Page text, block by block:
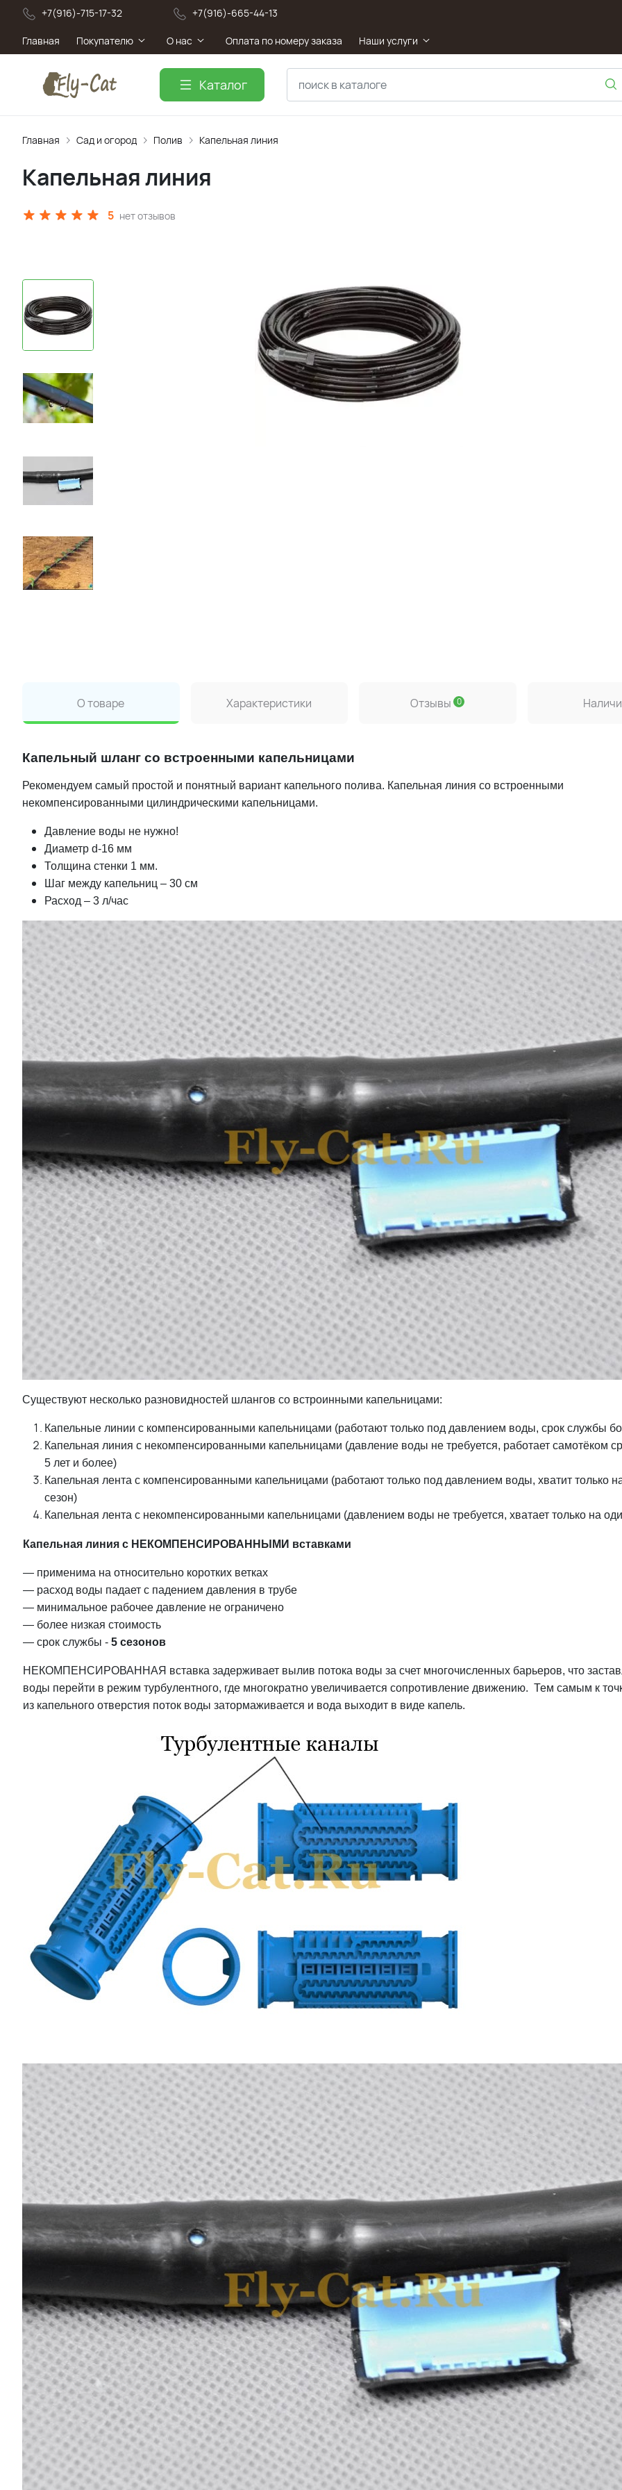
+7(916)-715-17-32 +7(916)-665-44-13
Главная Покупателю О нас Оплата по номеру заказа Наши услуги
Каталог
Главная Сад и огород Полив Капельная линия
Капельная линия
5 нет отзывов
О товаре Характеристики Отзывы 0
Капельный шланг со встроенными капельницами
Рекомендуем самый простой и понятный вариант капельного полива. Капельная линия со встроенными
некомпенсированными цилиндрическими капельницами.
Давление воды не нужно!
Диаметр d-16 мм
Толщина стенки 1 мм.
Шаг между капельниц – 30 см
Расход – 3 л/час
Существуют несколько разновидностей шлангов со встроинными капельницами:
Капельные линии с компенсированными капельницами (работают только под давлением воды, срок службы
Капельная линия с некомпенсированными капельницами (давление воды не требуется, работает самотёком
5 лет и более)
Капельная лента с компенсированными капельницами (работают только под давлением воды, хватит только
сезон)
Капельная лента с некомпенсированными капельницами (давлением воды не требуется, хватает только на
Капельная линия с НЕКОМПЕНСИРОВАННЫМИ вставками
— применима на относительно коротких ветках
— расход воды падает с падением давления в трубе
— минимальное рабочее давление не ограничено
— более низкая стоимость
— срок службы - 5 сезонов
НЕКОМПЕНСИРОВАННАЯ вставка задерживает вылив потока воды за счет многочисленных барьеров, что
воды перейти в режим турбулентного, где многократно увеличивается сопротивление движению. Тем самым к
из капельного отверстия поток воды затормаживается и вода выходит в виде капель.